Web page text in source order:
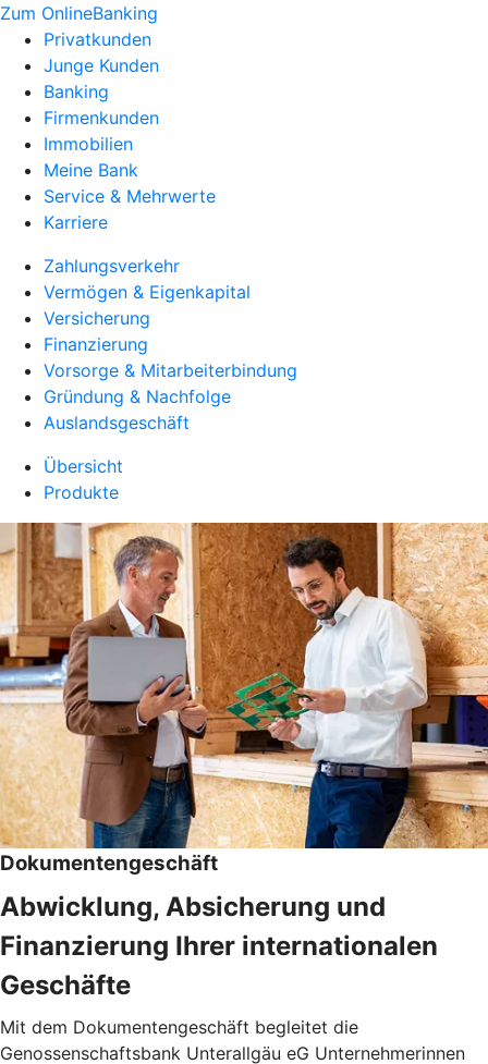
Zum OnlineBanking
Privatkunden
Junge Kunden
Banking
Firmenkunden
Immobilien
Meine Bank
Service & Mehrwerte
Karriere
Zahlungsverkehr
Vermögen & Eigenkapital
Versicherung
Finanzierung
Vorsorge & Mitarbeiterbindung
Gründung & Nachfolge
Auslandsgeschäft
Übersicht
Produkte
Dokumentengeschäft
Abwicklung, Absicherung und
Finanzierung Ihrer internationalen
Geschäfte
Mit dem Dokumentengeschäft begleitet die
Genossenschaftsbank Unterallgäu eG Unternehmerinnen